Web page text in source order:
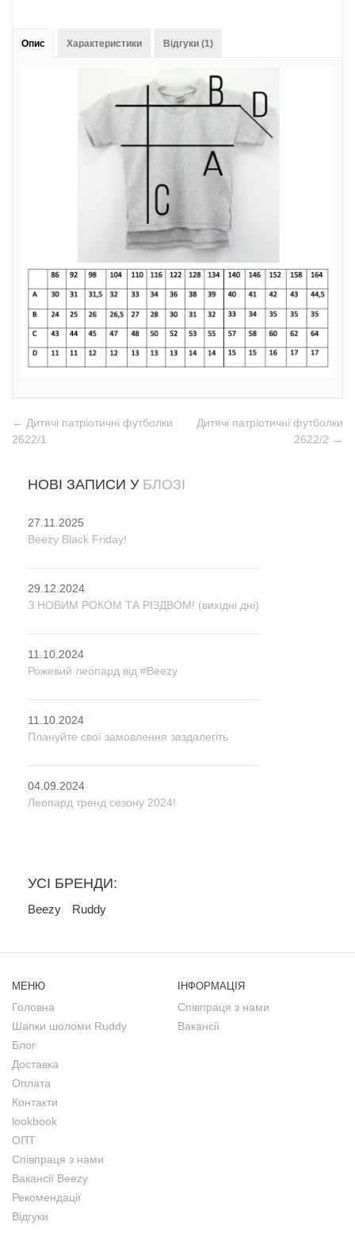
Опис Характеристики Відгуки (1)
← Дитячі патріотичні футболки
2622/1
Дитячі патріотичні футболки
2622/2 →
НОВІ ЗАПИСИ У БЛОЗІ
27.11.2025
Beezy Black Friday!
29.12.2024
З НОВИМ РОКОМ ТА РІЗДВОМ! (вихідні дні)
11.10.2024
Рожевий леопард від #Beezy
11.10.2024
Плануйте свої замовлення заздалегіть
04.09.2024
Леопард тренд сезону 2024!
УСІ БРЕНДИ:
Beezy Ruddy
МЕНЮ
Головна
Шапки шоломи Ruddy
Блог
Доставка
Оплата
Контакти
lookbook
ОПТ
Співпраця з нами
Вакансії Beezy
Рекомендації
Відгуки
ІНФОРМАЦІЯ
Співпраця з нами
Вакансії